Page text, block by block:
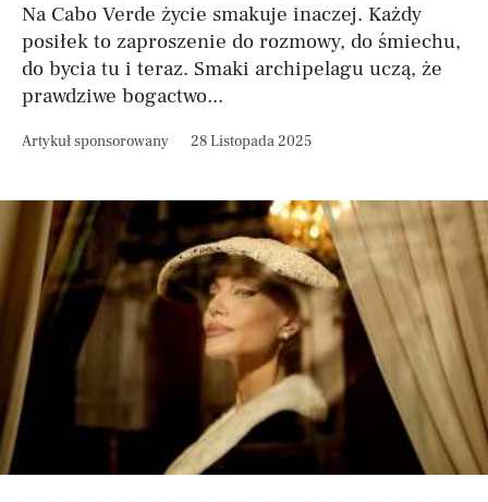
Na Cabo Verde życie smakuje inaczej. Każdy
posiłek to zaproszenie do rozmowy, do śmiechu,
do bycia tu i teraz. Smaki archipelagu uczą, że
prawdziwe bogactwo...
Artykuł sponsorowany 28 Listopada 2025